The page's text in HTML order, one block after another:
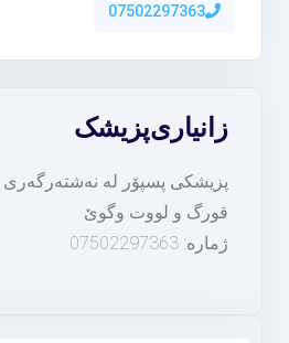
07502297363
پزیشکزانیاری
پزیشکی پسپۆر لە نەشتەرگەری
قورگ و لووت وگوێ
ژمارە: 07502297363